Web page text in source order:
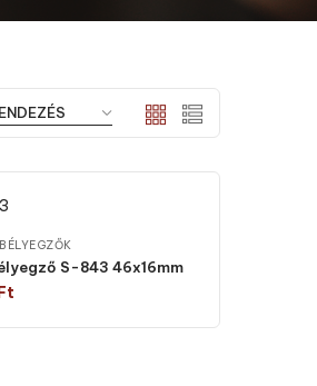
S-843 46x16mm
Ft
Válasszon típust